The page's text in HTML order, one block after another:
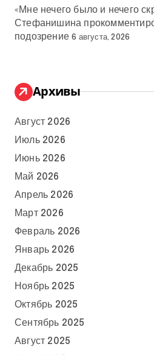
«Мне нечего было и нечего
Стефанишина
подозрение 6 августа, 2026
Архивы
Август 2026
Июль 2026
Июнь 2026
Май 2026
Апрель 2026
Март 2026
Февраль 2026
Январь 2026
Декабрь 2025
Ноябрь 2025
Октябрь 2025
Сентябрь 2025
Август 2025